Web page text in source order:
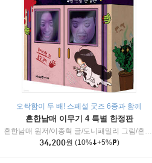
오싹함이 두 배! 스페셜 굿즈 6종과 함께
흔한남매 이무기 4 특별 한정판
흔한남매 원저/이종혁 글/도니패밀리 그림/흔한컴퍼니 감수
34,200원 (10% +5% )